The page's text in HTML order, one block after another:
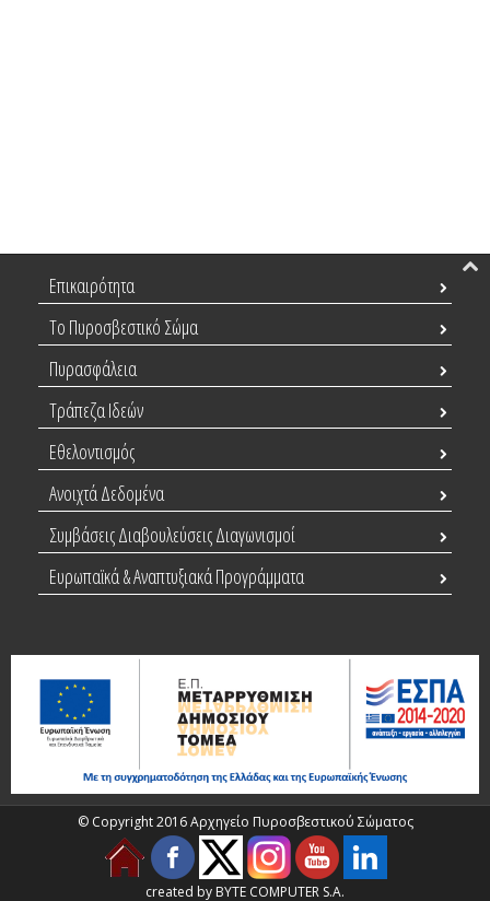
Επικαιρότητα
Το Πυροσβεστικό Σώμα
Πυρασφάλεια
Τράπεζα Ιδεών
Εθελοντισμός
Ανοιχτά Δεδομένα
Συμβάσεις Διαβουλεύσεις Διαγωνισμοί
Ευρωπαϊκά & Αναπτυξιακά Προγράμματα
© Copyright 2016 Αρχηγείο Πυροσβεστικού Σώματος
created by BYTE COMPUTER S.A.